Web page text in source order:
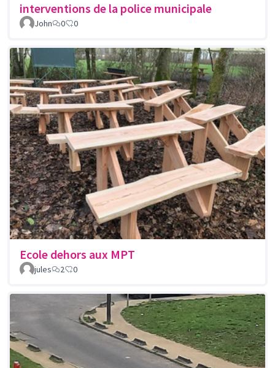
interventions de la police municipale
John 0 0
Ecole dehors aux MPT
jules 2 0